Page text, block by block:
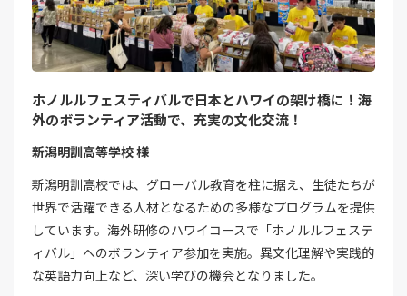
ホノルルフェスティバルで日本とハワイの架け橋に！海
外のボランティア活動で、充実の文化交流！
新潟明訓高等学校 様
新潟明訓高校では、グローバル教育を柱に据え、生徒たちが
世界で活躍できる人材となるための多様なプログラムを提供
しています。海外研修のハワイコースで「ホノルルフェステ
ィバル」へのボランティア参加を実施。異文化理解や実践的
な英語力向上など、深い学びの機会となりました。